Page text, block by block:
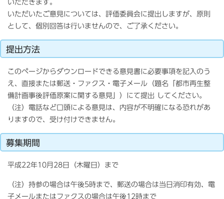
いただきます。
いただいたご意見については、評価委員会に提出しますが、原則
として、個別回答は行いませんので、ご了承ください。
提出方法
このページからダウンロードできる意見書に必要事項を記入のう
え、直接または郵送・ファクス・電子メール（題名「都市再生整
備計画事後評価原案に関する意見」）にて提出 してください。
（注）電話など口頭による意見は、内容が不明確になる恐れがあ
りますので、受け付けできません。
募集期間
平成22年10月28日（木曜日）まで
（注）持参の場合は午後5時まで、郵送の場合は当日消印有効、電
子メールまたはファクスの場合は午後12時まで